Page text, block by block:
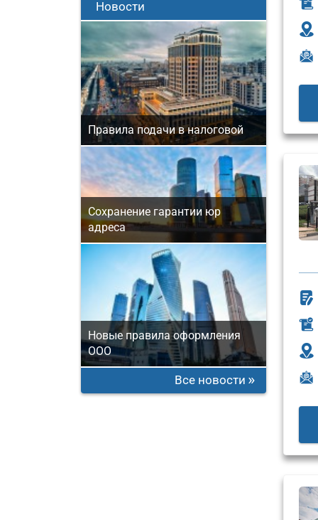
Новости
Правила подачи в налоговой
Сохранение гарантии юр
адреса
Новые правила оформления
ООО
Все новости